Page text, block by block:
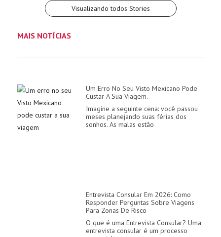
Visualizando todos Stories
MAIS NOTÍCIAS
Um Erro No Seu Visto Mexicano Pode
Custar A Sua Viagem.
Imagine a seguinte cena: você passou
meses planejando suas férias dos
sonhos. As malas estão
Entrevista Consular Em 2026: Como
Responder Perguntas Sobre Viagens
Para Zonas De Risco
O que é uma Entrevista Consular? Uma
entrevista consular é um processo